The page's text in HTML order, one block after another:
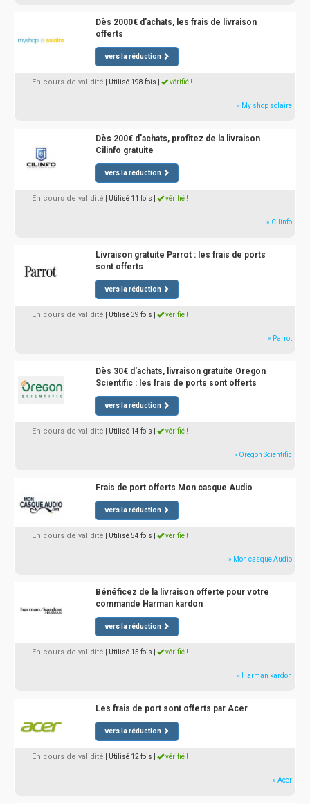
Dès 2000€ d'achats, les frais de livraison
offerts
vers la réduction
En cours de validité | Utilisé 198 fois vérifié !
» My shop solaire
Dès 200€ d'achats, profitez de la livraison
Cilinfo gratuite
vers la réduction
En cours de validité | Utilisé 11 fois vérifié !
» Cilinfo
Livraison gratuite Parrot : les frais de ports
sont offerts
vers la réduction
En cours de validité | Utilisé 39 fois vérifié !
» Parrot
Dès 30€ d'achats, livraison gratuite Oregon
Scientific : les frais de ports sont offerts
vers la réduction
En cours de validité | Utilisé 14 fois vérifié !
» Oregon Scientific
Frais de port offerts Mon casque Audio
vers la réduction
En cours de validité | Utilisé 54 fois vérifié !
» Mon casque Audio
Bénéficez de la livraison offerte pour votre
commande Harman kardon
vers la réduction
En cours de validité | Utilisé 15 fois vérifié !
» Harman kardon
Les frais de port sont offerts par Acer
vers la réduction
En cours de validité | Utilisé 12 fois vérifié !
» Acer